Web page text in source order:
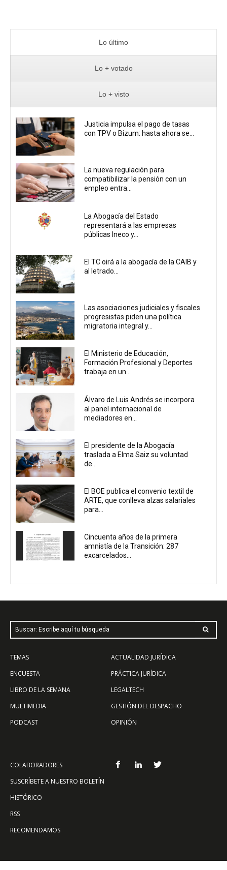
Lo último
Lo + votado
Lo + visto
Justicia impulsa el pago de tasas
con TPV o Bizum: hasta ahora se...
La nueva regulación para
compatibilizar la pensión con un
empleo entra...
La Abogacía del Estado
representará a las empresas
públicas Ineco y...
El TC oirá a la abogacía de la CAIB y
al letrado...
Las asociaciones judiciales y fiscales
progresistas piden una política
migratoria integral y...
El Ministerio de Educación,
Formación Profesional y Deportes
trabaja en un...
Álvaro de Luis Andrés se incorpora
al panel internacional de
mediadores en...
El presidente de la Abogacía
traslada a Elma Saiz su voluntad
de...
El BOE publica el convenio textil de
ARTE, que conlleva alzas salariales
para...
Cincuenta años de la primera
amnistía de la Transición: 287
excarcelados...
Buscar: Escribe aquí tu búsqueda
TEMAS
ENCUESTA
LIBRO DE LA SEMANA
MULTIMEDIA
PODCAST
ACTUALIDAD JURÍDICA
PRÁCTICA JURÍDICA
LEGALTECH
GESTIÓN DEL DESPACHO
OPINIÓN
COLABORADORES
SUSCRÍBETE A NUESTRO BOLETÍN
HISTÓRICO
RSS
RECOMENDAMOS